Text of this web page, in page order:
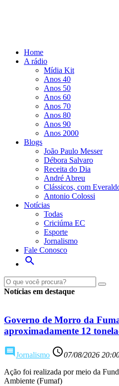
Home
A rádio
Mídia Kit
Anos 40
Anos 50
Anos 60
Anos 70
Anos 80
Anos 90
Anos 2000
Blogs
João Paulo Messer
Débora Salvaro
Receita do Dia
André Abreu
Clássicos, com
Antonio Colossi
Notícias
Todas
Criciúma EC
Esporte
Jornalismo
Fale Conosco
search
Notícias em destaque
Governo de Morro da
aproximadamente 12
comment Jornalismo access_time07/08/2026
Ação foi realizada por meio da
Ambiente (Fumaf)